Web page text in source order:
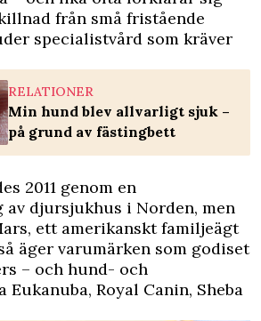
från små fristående
specialistvård som kräver
RELATIONER
Min hund blev allvarligt sjuk –
på grund av fästingbett
2011 genom en
av djursjukhus i Norden, men
ett amerikanskt familjeägt
äger varumärken som godiset
– och hund- och
Eukanuba, Royal Canin, Sheba